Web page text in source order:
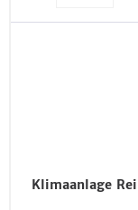
Klimaanlage